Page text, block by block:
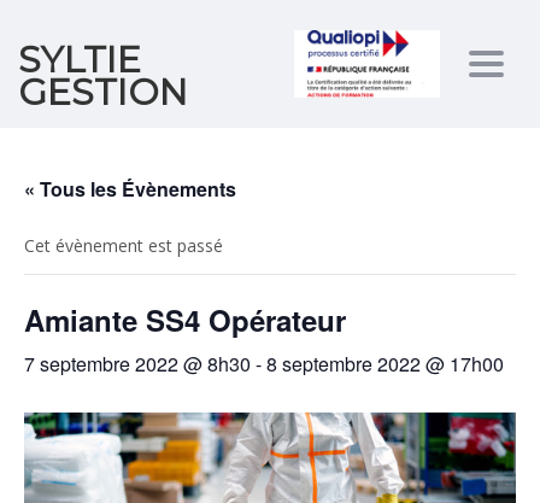
SYLTIE
GESTION
« Tous les Évènements
Cet évènement est passé
Amiante SS4 Opérateur
7 septembre 2022 @ 8h30 -8 septembre 2022 @ 17h00